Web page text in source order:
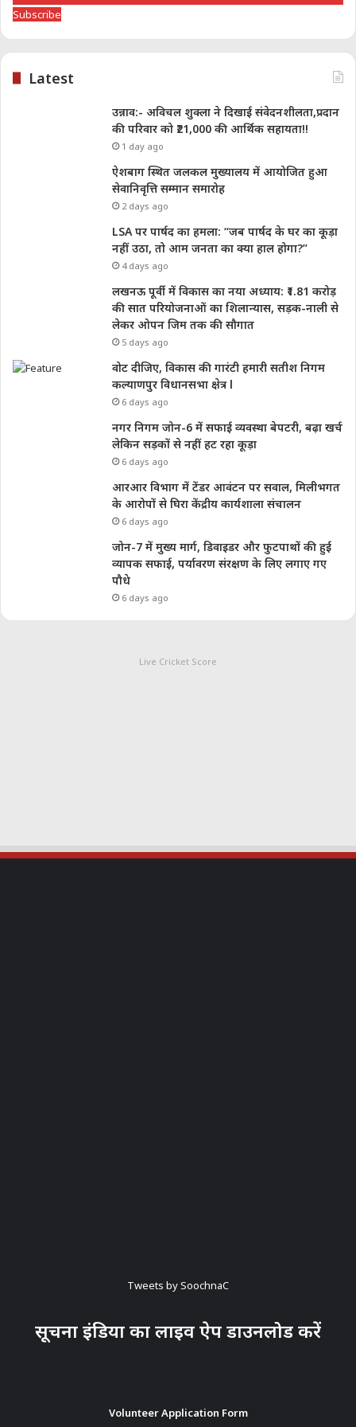
Subscribe
Latest
उन्नाव:- अविचल शुक्ला ने दिखाई संवेदनशीलता,प्रदान
की परिवार को ₹21,000 की आर्थिक सहायता!!
1 day ago
ऐशबाग स्थित जलकल मुख्यालय में आयोजित हुआ
सेवानिवृत्ति सम्मान समारोह
2 days ago
LSA पर पार्षद का हमला: “जब पार्षद के घर का कूड़ा
नहीं उठा, तो आम जनता का क्या हाल होगा?”
4 days ago
लखनऊ पूर्वी में विकास का नया अध्याय: ₹1.81 करोड़
की सात परियोजनाओं का शिलान्यास, सड़क-नाली से
लेकर ओपन जिम तक की सौगात
5 days ago
वोट दीजिए, विकास की गारंटी हमारी सतीश निगम
कल्याणपुर विधानसभा क्षेत्र l
6 days ago
नगर निगम जोन-6 में सफाई व्यवस्था बेपटरी, बढ़ा खर्च
लेकिन सड़कों से नहीं हट रहा कूड़ा
6 days ago
आरआर विभाग में टेंडर आवंटन पर सवाल, मिलीभगत
के आरोपों से घिरा केंद्रीय कार्यशाला संचालन
6 days ago
जोन-7 में मुख्य मार्ग, डिवाइडर और फुटपाथों की हुई
व्यापक सफाई, पर्यावरण संरक्षण के लिए लगाए गए
पौधे
6 days ago
Live Cricket Score
Tweets by SoochnaC
सूचना इंडिया का लाइव ऐप डाउनलोड करें
Volunteer Application Form